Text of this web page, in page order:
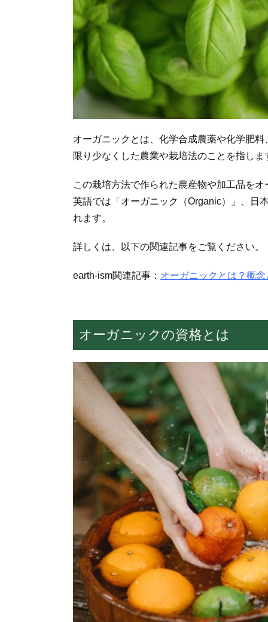
オーガニックとは、化学合成農薬や化学肥
限り少なくした農業や栽培法のことを指しま
この栽培方法で作られた農産物や加工品を
英語では「オーガニック（Organic）」、日
れます。
詳しくは、以下の関連記事をご覧ください。
earth-ism関連記事： オーガニックとは？概
オーガニックの資格とは